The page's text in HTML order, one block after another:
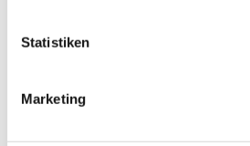
Statistiken
Marketing